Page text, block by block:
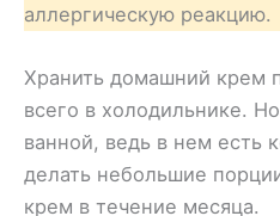
аллергическую реакцию.
Хранить домашний крем
всего в холодильнике.
ванной, ведь в нем есть
делать небольшие
крем в течение месяца.